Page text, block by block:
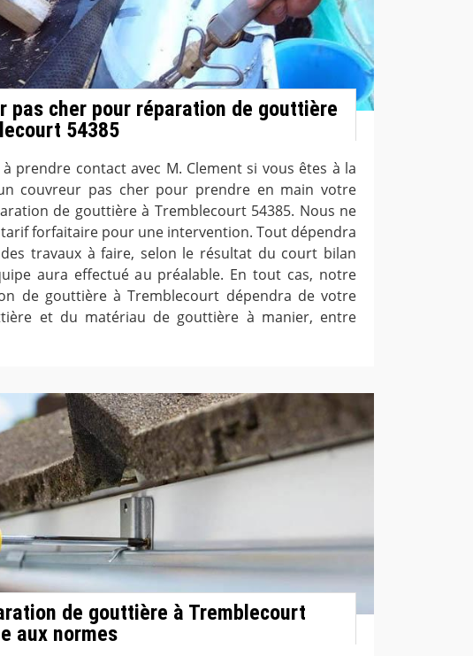
pas cher pour réparation de gouttière
54385
à prendre contact avec M. Clement si vous êtes à la
couvreur pas cher pour prendre en main votre
de gouttière à Tremblecourt 54385. Nous ne
forfaitaire pour une intervention. Tout dépendra
des travaux à faire, selon le résultat du court bilan
aura effectué au préalable. En tout cas, notre
de gouttière à Tremblecourt dépendra de votre
et du matériau de gouttière à manier, entre
de gouttière à Tremblecourt
aux normes